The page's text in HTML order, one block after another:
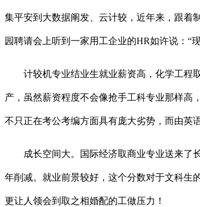
集平安到大数据阐发、云计较，近年来，跟着
园聘请会上听到一家用工企业的HR如许说：“
计较机专业结业生就业薪资高，化学工程取
产，虽然薪资程度不会像抢手工科专业那样高
不只正在考公考编方面具有庞大劣势，而由英
成长空间大。国际经济取商业专业送来了长
年削减。就业前景较好，这个分数对于文科生
更让人领会到取之相婚配的工做压力！